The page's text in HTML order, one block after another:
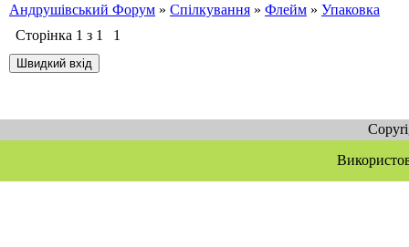
Андрушівський Форум » Спілкування » Флейм » Упаковка
Сторінка 1 з 1 1